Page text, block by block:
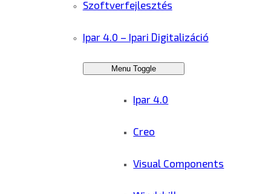
Szoftverfejlesztés
Ipar 4.0 – Ipari Digitalizáció
Menu Toggle
Ipar 4.0
Creo
Visual Components